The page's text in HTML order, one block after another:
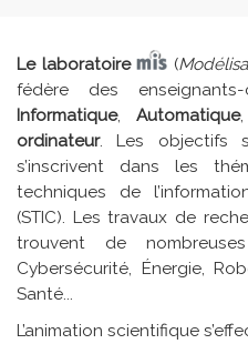
Le laboratoire (
fédère des
Informatique, Automatique,
ordinateur. Les objectifs
s’inscrivent dans les
techniques de
(STIC). Les travaux de
trouvent de
Cybersécurité, Énergie,
Santé...
L’animation scientifique